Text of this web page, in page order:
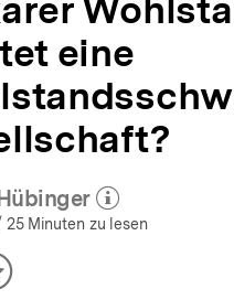
eine
(Mehr zum Autor)
öffnen
25 Minuten zu lesen